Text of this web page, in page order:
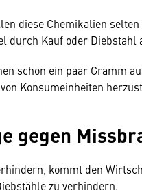
diese Chemikalien
durch Kauf oder Diebstahl
schon ein paar Gramm
Konsumeinheiten
gegen
kommt den
zu verhindern.